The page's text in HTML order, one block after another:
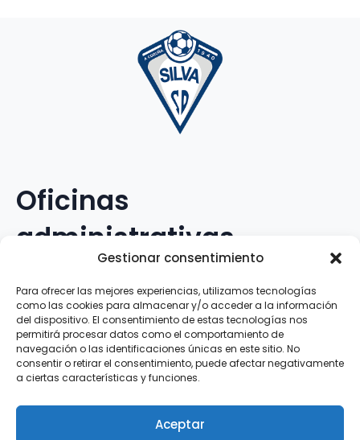
Gestionar consentimiento
Para ofrecer las mejores experiencias, utilizamos tecnologías
como las cookies para almacenar y/o acceder a la información
del dispositivo. El consentimiento de estas tecnologías nos
permitirá procesar datos como el comportamiento de
navegación o las identificaciones únicas en este sitio. No
consentir o retirar el consentimiento, puede afectar negativamente
a ciertas características y funciones.
Aceptar
Oficinas
administrativas
Avenida Galileo Galilei, 12
15.008 · A Coruña · España
Teléfono:881.069.303
WhatsApp:616.897.466